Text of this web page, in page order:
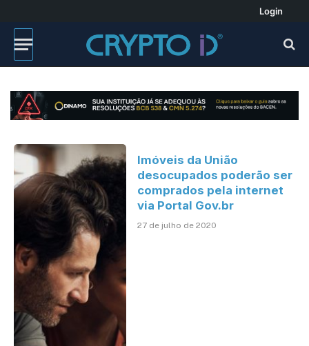
Login
Imóveis da União
desocupados poderão ser
comprados pela internet
via Portal Gov.br
27 de julho de 2020